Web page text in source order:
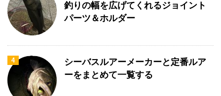
釣りの幅を広げてくれるジョイント
パーツ＆ホルダー
4
シーバスルアーメーカーと定番ルア
ーをまとめて一覧する